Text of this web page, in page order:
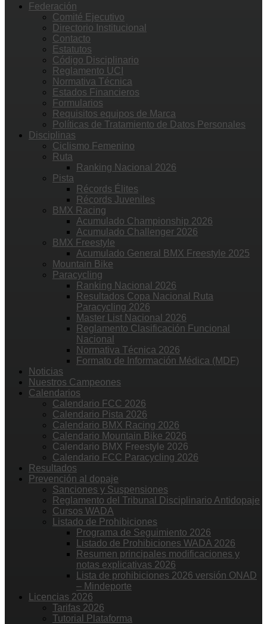
Federación
Comité Ejecutivo
Directorio Institucional
Contacto
Estatutos
Código Disciplinario
Reglamento UCI
Normativa Técnica
Estados Financieros
Formularios
Requisitos equipos de Marca
Políticas de Tratamiento de Datos Personales
Disciplinas
Ciclismo Femenino
Ruta
Ranking Nacional 2026
Pista
Récords Élites
Récords Juveniles
BMX Racing
Acumulado Championship 2026
Acumulado Challenger 2026
BMX Freestyle
Acumulado General BMX Freestyle 2025
Mountain Bike
Paracycling
Ranking Nacional 2026
Resultados Copa Nacional Ruta
Paracycling 2026
Master List Nacional 2026
Reglamento Clasificación Funcional
Nacional
Normativa Técnica 2026
Formato de Información Médica (MDF)
Noticias
Nuestros Campeones
Calendarios
Calendario FCC 2026
Calendario Pista 2026
Calendario BMX Racing 2026
Calendario Mountain Bike 2026
Calendario BMX Freestyle 2026
Calendario FCC Paracycling 2026
Resultados
Prevención al dopaje
Sanciones y Suspensiones
Reglamento del Tribunal Disciplinario Antidopaje
Cursos WADA
Listado de Prohibiciones
Programa de Seguimiento 2026
Listado de Prohibiciones WADA 2026
Resumen principales modificaciones y
notas explicativas 2026
Lista de prohibiciones 2026 versión ONAD
– Mindeporte
Licencias 2026
Tarifas 2026
Tutorial Plataforma